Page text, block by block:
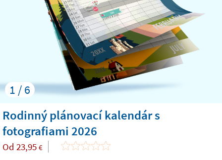
1 / 6
Rodinný plánovací kalendár s
fotografiami 2026
Od 23,95 €